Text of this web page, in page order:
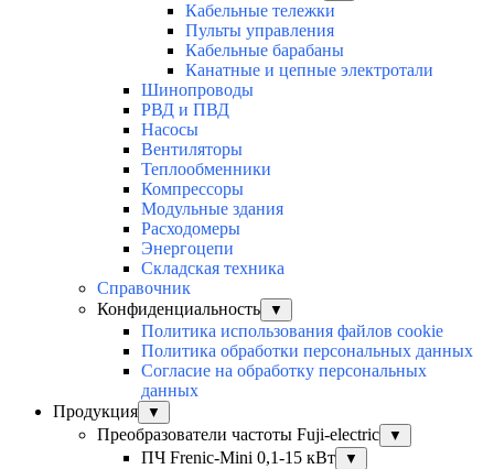
Кабельные тележки
Пульты управления
Кабельные барабаны
Канатные и цепные электротали
Шинопроводы
РВД и ПВД
Насосы
Вентиляторы
Теплообменники
Компрессоры
Модульные здания
Расходомеры
Энергоцепи
Складская техника
Справочник
Конфиденциальность
▼
Политика использования файлов cookie
Политика обработки персональных данных
Согласие на обработку персональных
данных
Продукция
▼
Преобразователи частоты Fuji-electric ▼
ПЧ Frenic-Mini 0,1-15 кВт ▼